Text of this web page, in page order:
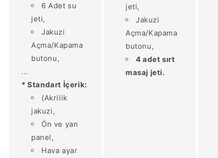
6 Adet su
jeti,
Jakuzi
Açma/Kapama
butonu,
...
* Standart İçerik:
(Akrilik
jakuzi,
Ön ve yan
panel,
Hava ayar
jeti,
Jakuzi
Açma/Kapama
butonu,
4 adet sırt
masaj jeti.